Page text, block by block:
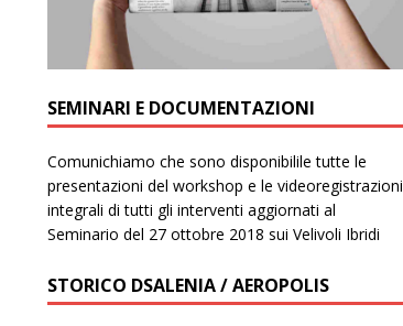
SEMINARI E DOCUMENTAZIONI
Comunichiamo che sono disponibilile tutte le
presentazioni del workshop e le videoregistrazioni
integrali di tutti gli interventi aggiornati al
Seminario del 27 ottobre 2018 sui Velivoli Ibridi
STORICO DSALENIA / AEROPOLIS